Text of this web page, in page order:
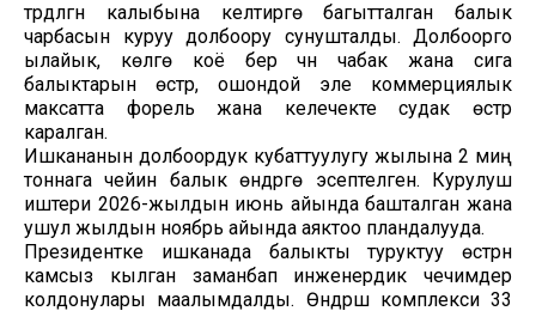
түрдүүлүгүн калыбына келтирүүгө багытталган балык
чарбасын куруу долбоору сунушталды. Долбоорго
ылайык, көлгө коё берүү үчүн чабак жана сига
балыктарын өстүрүү, ошондой эле коммерциялык
максатта форель жана келечекте судак өстүрүү
каралган.
Ишкананын долбоордук кубаттуулугу жылына 2 миң
тоннага чейин балык өндүрүүгө эсептелген. Курулуш
иштери 2026-жылдын июнь айында башталган жана
ушул жылдын ноябрь айында аяктоо пландалууда.
Президентке ишканада балыкты туруктуу өстүрүүнү
камсыз кылган заманбап инженердик чечимдер
колдонулары маалымдалды. Өндүрүш комплекси 33